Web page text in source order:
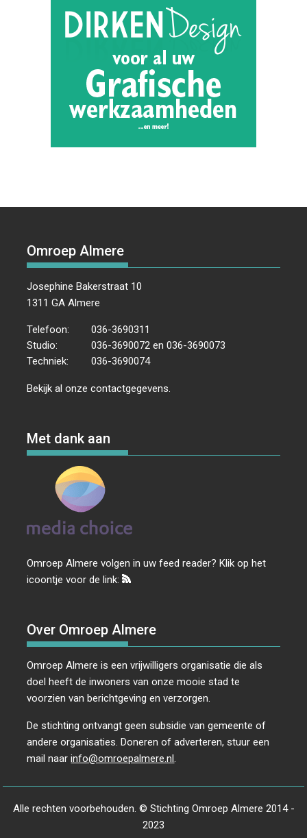
Omroep Almere
Josephine Bakerstraat 10
1311 GA Almere
Telefoon:
036-3690311
Studio:
036-3690072 en 036-3690073
Techniek:
036-3690074
Bekijk al onzecontactgegevens
Met dank aan
Omroep Almere volgen in uw feed reader? Klik op het
icoontje voor de link:
Over Omroep Almere
Omroep Almere is een vrijwilligers organisatie die als
doel heeft de inwoners van onze mooie stad te
voorzien van berichtgeving en verzorgen.
De stichting ontvangt geen subsidie van gemeente of
andere organisaties. Doneren of adverteren, stuur een
mail naarinfo@omroepalmere.nl.
Alle rechten voorbehouden. © Stichting Omroep Almere 2014 -
2023